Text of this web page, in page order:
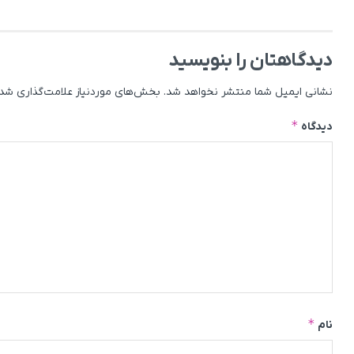
دیدگاهتان را بنویسید
نشانی ایمیل شما منتشر نخواهد شد. بخش‌های موردنیاز علامت‌گذاری
دیدگاه *
نام *